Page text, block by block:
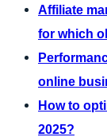
Affiliate
for which
online
How to
2025?